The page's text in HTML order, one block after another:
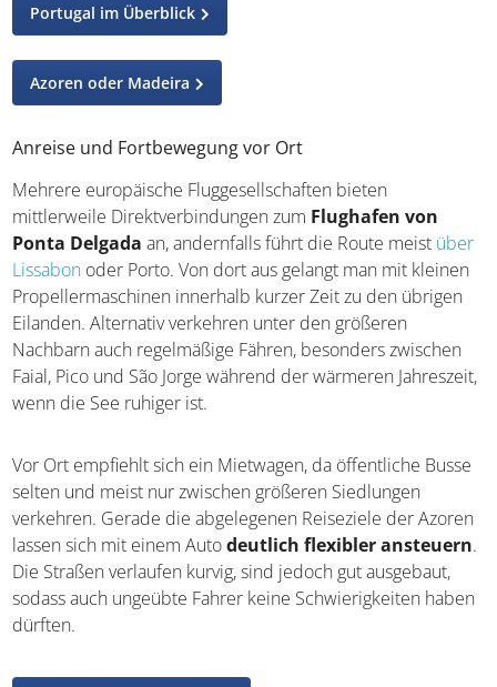
Portugal im Überblick
Azoren oder Madeira
Anreise und Fortbewegung vor Ort
Mehrere europäische Fluggesellschaften bieten
mittlerweile Direktverbindungen zum Flughafen von
Ponta Delgada an, andernfalls führt die Route meist über
Lissabon oder Porto. Von dort aus gelangt man mit kleinen
Propellermaschinen innerhalb kurzer Zeit zu den übrigen
Eilanden. Alternativ verkehren unter den größeren
Nachbarn auch regelmäßige Fähren, besonders zwischen
Faial, Pico und São Jorge während der wärmeren Jahreszeit,
wenn die See ruhiger ist.
Vor Ort empfiehlt sich ein Mietwagen, da öffentliche Busse
selten und meist nur zwischen größeren Siedlungen
verkehren. Gerade die abgelegenen Reiseziele der Azoren
lassen sich mit einem Autodeutlich flexibler ansteuern.
Die Straßen verlaufen kurvig, sind jedoch gut ausgebaut,
sodass auch ungeübte Fahrer keine Schwierigkeiten haben
dürften.